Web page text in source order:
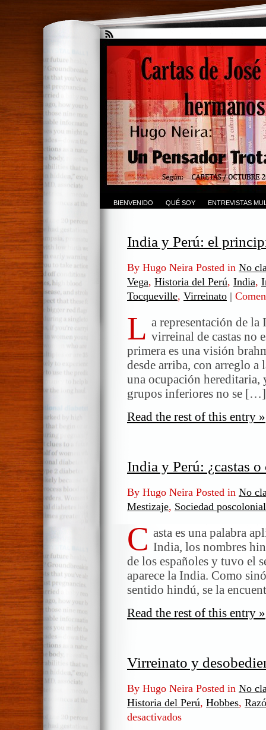
BIENVENIDO QUÉ SOY ENTREVISTAS
India y Perú: el
By Hugo Neira Posted in No
Vega, Historia del Perú, India,
Tocqueville, Virreinato |
L a representación de
virreinal de castas no
primera es una visión
desde arriba, con arreglo a
una ocupación hereditaria,
grupos inferiores no se […]
Read the rest of this entry »
India y Perú: ¿castas o
By Hugo Neira Posted in No
Mestizaje, Sociedad poscolonial
C asta es una palabra
India, los nombres
de los españoles y tuvo el
aparece la India. Como
sentido hindú, se la
Read the rest of this entry »
Virreinato y
By Hugo Neira Posted in No
Historia del Perú, Hobbes,
desactivados